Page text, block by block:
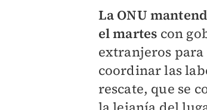
La ONU
el martes con
extranjeros
coordinar las
rescate, que se